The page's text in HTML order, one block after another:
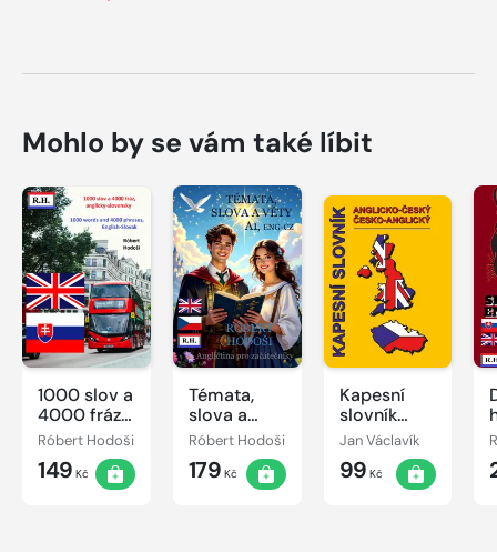
Mohlo by se vám také líbit
1000 slov a
4000 fráz,
anglicky-
slovensky
Róbert Hodoši
149 Kč
Témata,
slova a
věty A1,
ENG-CZ
Róbert Hodoši
179 Kč
Kapesní
slovník
anglicko-
česko-
anglický
Jan Václavík
99 Kč